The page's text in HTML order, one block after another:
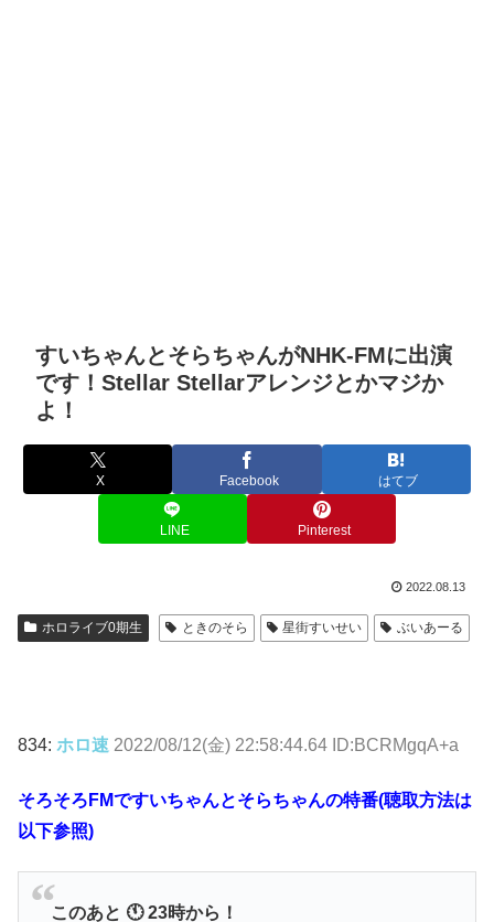
すいちゃんとそらちゃんがNHK-FMに出演
です！Stellar Stellarアレンジとかマジか
よ！
X Facebook はてブ
LINE Pinterest
2022.08.13
ホロライブ0期生 ときのそら 星街すいせい ぶいあーる
834: ホロ速 2022/08/12(金) 22:58:44.64 ID:BCRMgqA+a
そろそろFMですいちゃんとそらちゃんの特番(聴取方法は
以下参照)
このあと 🕚 23時から！